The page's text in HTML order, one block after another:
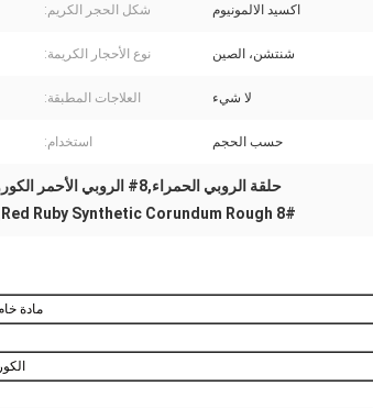
اكسيد الالمونيوم شكل الحجر الكريم:
شنتشن، الصين نوع الأحجار الكريمة:
لا شيء العلاجات المطبقة:
حسب الحجم استخدام:
حلقة الروبي الحمراء,8# الروبي الأحمر الكوروندوم الصناعي الخام,الروبي الأحمر
8# Red Ruby Synthetic Corundum Rough
مادة